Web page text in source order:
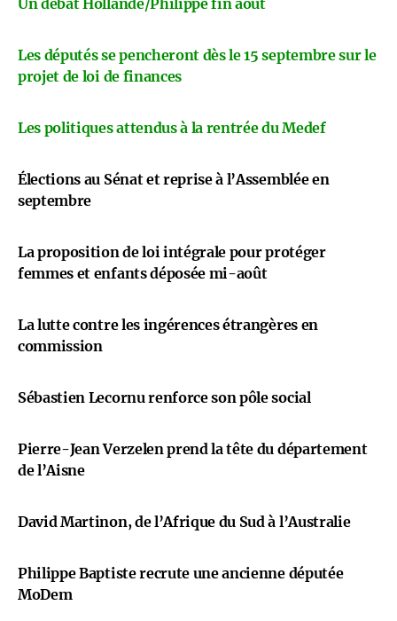
Un débat Hollande/Philippe fin août
Les députés se pencheront dès le 15 septembre sur le
projet de loi de finances
Les politiques attendus à la rentrée du Medef
Élections au Sénat et reprise à l’Assemblée en
septembre
La proposition de loi intégrale pour protéger
femmes et enfants déposée mi-août
La lutte contre les ingérences étrangères en
commission
Sébastien Lecornu renforce son pôle social
Pierre-Jean Verzelen prend la tête du département
de l’Aisne
David Martinon, de l’Afrique du Sud à l’Australie
Philippe Baptiste recrute une ancienne députée
MoDem